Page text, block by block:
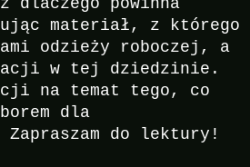
dlaczego powinna
materiał, z którego
odzieży roboczej, a
w tej dziedzinie.
na temat tego, co
dla
do lektury!